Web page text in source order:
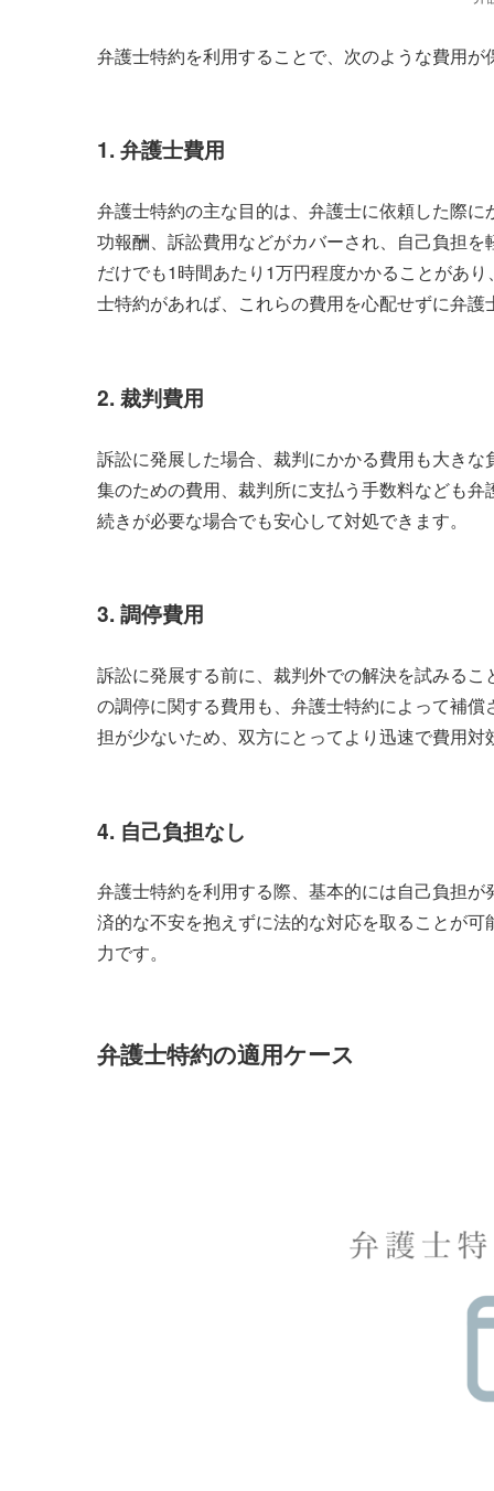
弁護士特約を利用することで、次のような費用が
1. 弁護士費用
弁護士特約の主な目的は、弁護士に依頼した際
功報酬、訴訟費用などがカバーされ、自己負担
だけでも1時間あたり1万円程度かかることがあ
士特約があれば、これらの費用を心配せずに弁
2. 裁判費用
訴訟に発展した場合、裁判にかかる費用も大き
集のための費用、裁判所に支払う手数料なども
続きが必要な場合でも安心して対処できます。
3. 調停費用
訴訟に発展する前に、裁判外での解決を試みる
の調停に関する費用も、弁護士特約によって補
担が少ないため、双方にとってより迅速で費用
4. 自己負担なし
弁護士特約を利用する際、基本的には自己負担
済的な不安を抱えずに法的な対応を取ることが
力です。
弁護士特約の適用ケース